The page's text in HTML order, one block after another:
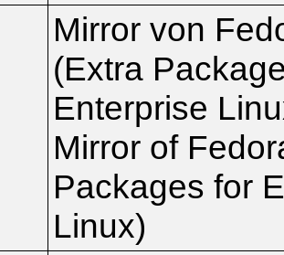
Mirror von
(Extra
Enterprise
Mirror of
Packages for
Linux)